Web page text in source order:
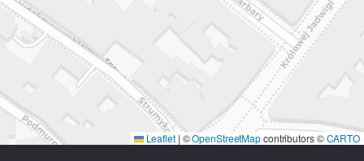
Leaflet | ©OpenStreetMapcontributors ©CARTO